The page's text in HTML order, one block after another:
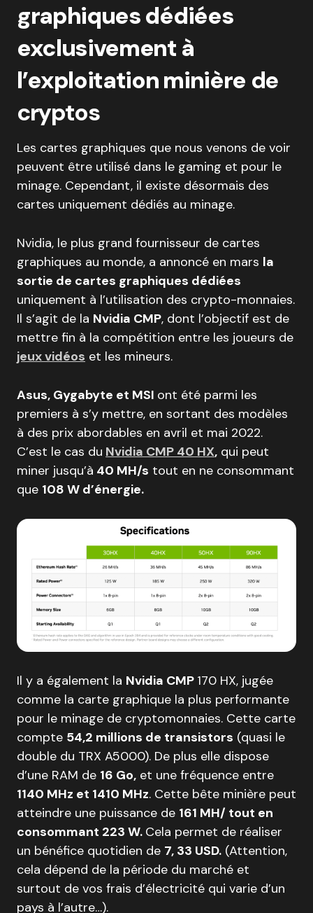
graphiques dédiées
exclusivement à
l’exploitation minière de
cryptos
Les cartes graphiques que nous venons de voir
peuvent être utilisé dans le gaming et pour le
minage. Cependant, il existe désormais des
cartes uniquement dédiés au minage.
Nvidia, le plus grand fournisseur de cartes
graphiques au monde, a annoncé en mars la
sortie de cartes graphiques dédiées
uniquement à l’utilisation des crypto-monnaies.
Il s’agit de la Nvidia CMP, dont l’objectif est de
mettre fin à la compétition entre les joueurs de
jeux vidéos et les mineurs.
Asus, Gygabyte et MSI ont été parmi les
premiers à s’y mettre, en sortant des modèles
à des prix abordables en avril et mai 2022.
C’est le cas du Nvidia CMP 40 HX, qui peut
miner jusqu’à 40 MH/s tout en ne consommant
que 108 W d’énergie.
Il y a également la Nvidia CMP 170 HX, jugée
comme la carte graphique la plus performante
pour le minage de cryptomonnaies. Cette carte
compte 54,2 millions de transistors (quasi le
double du TRX A5000). De plus elle dispose
d’une RAM de 16 Go, et une fréquence entre
1140 MHz et 1410 MHz. Cette bête minière peut
atteindre une puissance de 161 MH/ tout en
consommant 223 W. Cela permet de réaliser
un bénéfice quotidien de 7, 33 USD. (Attention,
cela dépend de la période du marché et
surtout de vos frais d’électricité qui varie d’un
pays à l’autre…).